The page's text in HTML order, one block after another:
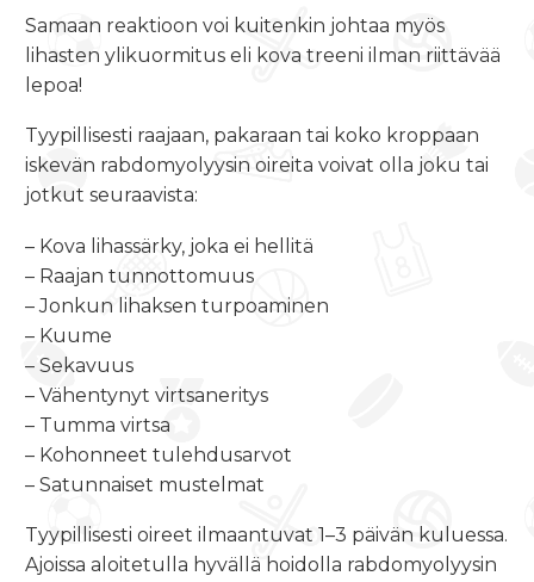
Samaan reaktioon voi kuitenkin johtaa myös
lihasten ylikuormitus eli kova treeni ilman riittävää
lepoa!
Tyypillisesti raajaan, pakaraan tai koko kroppaan
iskevän rabdomyolyysin oireita voivat olla joku tai
jotkut seuraavista:
– Kova lihassärky, joka ei hellitä
– Raajan tunnottomuus
– Jonkun lihaksen turpoaminen
– Kuume
– Sekavuus
– Vähentynyt virtsaneritys
– Tumma virtsa
– Kohonneet tulehdusarvot
– Satunnaiset mustelmat
Tyypillisesti oireet ilmaantuvat 1–3 päivän kuluessa.
Ajoissa aloitetulla hyvällä hoidolla rabdomyolyysin